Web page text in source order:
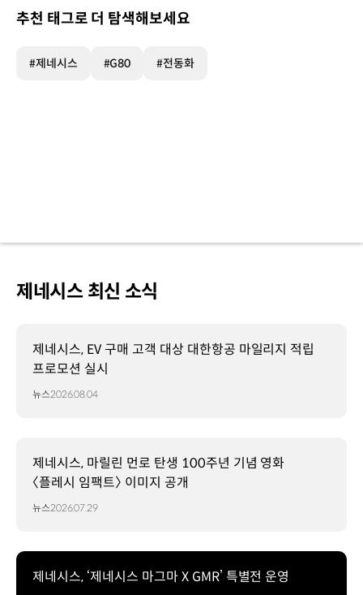
추천 태그로 더 탐색해보세요
#제네시스 #G80 #전동화
제네시스 최신 소식
제네시스, EV 구매 고객 대상 대한항공 마일리지 적립
프로모션 실시
뉴스2026.08.04
제네시스, 마릴린 먼로 탄생 100주년 기념 영화
〈플레시 임팩트〉 이미지 공개
뉴스2026.07.29
제네시스, ‘제네시스 마그마 X GMR’ 특별전 운영